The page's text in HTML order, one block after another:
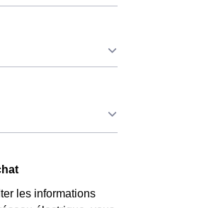
tarif est proposé
jours de l'année,
les informations